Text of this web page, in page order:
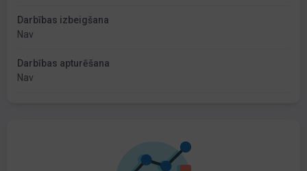
Darbības izbeigšana
Nav
Darbības apturēšana
Nav